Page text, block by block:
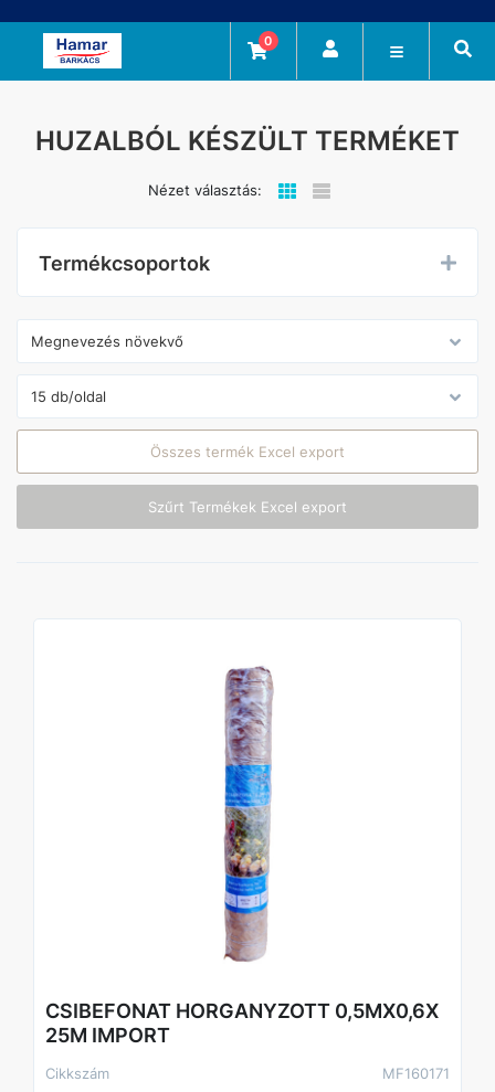
0
HUZALBÓL KÉSZÜLT TERMÉKET
Nézet választás:
Termékcsoportok
Összes termék Excel export
Szűrt Termékek Excel export
CSIBEFONAT HORGANYZOTT 0,5MX0,6X
25M IMPORT
Cikkszám
MF160171